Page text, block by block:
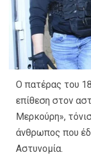
Ο πατέρας του
επίθεση στον
Μερκούρη»,
άνθρωπος που
Αστυνομία.